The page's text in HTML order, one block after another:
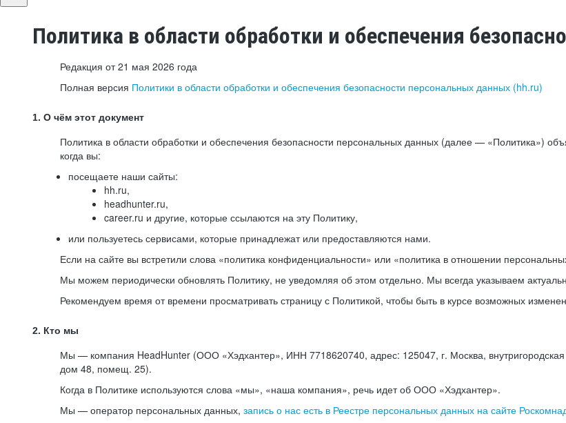
Политика в области обработки и обеспечения
Редакция от 21 мая 2026 года
Полная версия Политики в области обработки и обеспечения безопасности персональных данных (hh.ru)
1. О чём этот документ
Политика в области обработки и обеспечения безопасности персональных данных (далее — «Политика»)
когда вы:
посещаете наши сайты:
hh.ru,
headhunter.ru,
career.ru и другие, которые ссылаются на эту Политику,
или пользуетесь сервисами, которые принадлежат или предоставляются нами.
Если на сайте вы встретили слова «политика конфиденциальности» или «политика в отношении
Мы можем периодически обновлять Политику, не уведомляя об этом отдельно. Мы всегда указываем
Рекомендуем время от времени просматривать страницу с Политикой, чтобы быть в курсе возможных
2. Кто мы
Мы — компания HeadHunter (ООО «Хэдхантер», ИНН 7718620740, адрес: 125047, г. Москва, внутригородская
дом 48, помещ. 25).
Когда в Политике используются слова «мы», «наша компания», речь идет об ООО «Хэдхантер».
Мы — оператор персональных данных, запись о нас есть в Реестре персональных данных на сайте